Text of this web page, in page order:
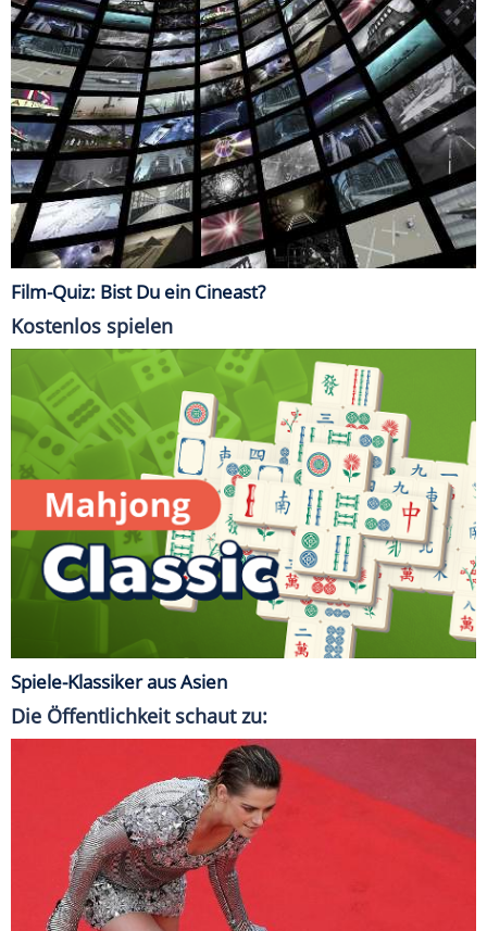
Film-Quiz: Bist Du ein Cineast?
Kostenlos spielen
Spiele-Klassiker aus Asien
Die Öffentlichkeit schaut zu: